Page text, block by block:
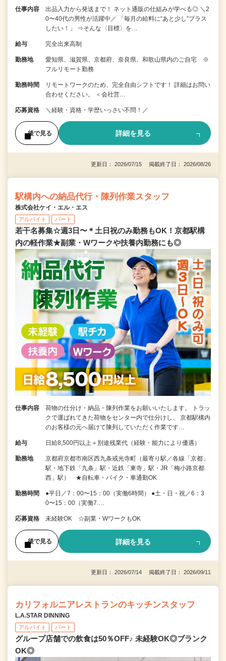
仕事内容
出品入力から発送まで！ ネット通販の仕組みが学べる◎ ＼2
0〜40代の男性が活躍中／ 「毎月の給料に“あと少し”プラス
したい！」 ⇒そんな〈目標〉を…
給与 完全出来高制
勤務地
愛知県、滋賀県、京都府、奈良県、和歌山県内のご自宅 ※
フルリモート勤務
勤務時間
リモートワークのため、完全自由シフトです！ 詳細はお問い
合わせください。 ＜会社営…
応募資格 ＼経験・資格・学歴いっさい不問！／
後で見る 詳細を見る
更新日： 2026/07/15 掲載終了日： 2026/08/26
駅構内への納品代行・陳列作業スタッフ
株式会社ケイ・エル・エス
アルバイト パート
若干名募集☆週3日〜＊土日祝のみ勤務もOK！京都駅構
内の軽作業★副業・Wワークや扶養内勤務にも◎
仕事内容
荷物の仕分け・納品・陳列作業をお願いいたします。 トラッ
クで運ばれてきた荷物をセンター内で仕分けし、 京都駅構内
のお客様の元へ届けて陳列していただく作業です…
給与 日給8,500円以上＋別途残業代（経験・能力により優遇）
勤務地
京都府京都市南区西九条戒光寺町（最寄り駅／各線「京都」
駅・地下鉄「九条」駅・近鉄「東寺」駅・JR「梅小路京都
西」駅） ★自転車・バイク・車通勤OK
勤務時間
●平日／7：00〜15：00（実働6時間） ●土・日・祝／6：3
0〜15：00（実働7.…
応募資格 未経験OK ☆副業・WワークもOK
後で見る 詳細を見る
更新日： 2026/07/14 掲載終了日： 2026/09/11
カリフォルニアレストランのキッチンスタッフ
L.A.STAR DINNING
アルバイト パート
グループ店舗での飲食は50％OFF♪ 未経験OK◎ブランク
OK◎